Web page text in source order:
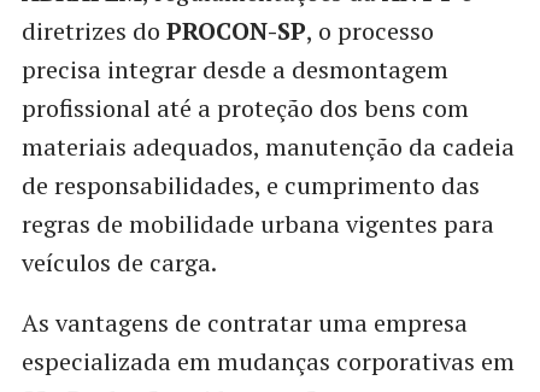
diretrizes do PROCON-SP, o processo
precisa integrar desde a desmontagem
profissional até a proteção dos bens com
materiais adequados, manutenção da cadeia
de responsabilidades, e cumprimento das
regras de mobilidade urbana vigentes para
veículos de carga.
As vantagens de contratar uma empresa
especializada em mudanças corporativas em